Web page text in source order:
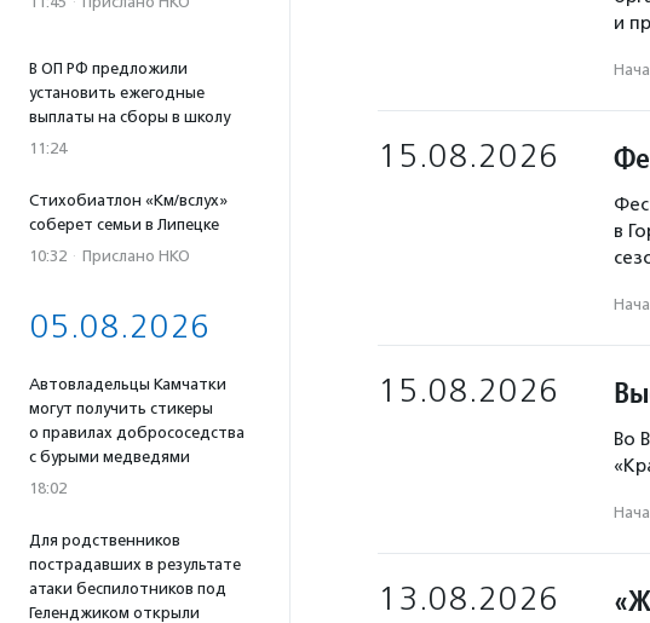
В ОП РФ предложили
установить ежегодные
выплаты на сборы в школу
11:24
Стихобиатлон «Км/вслух»
соберет семьи в Липецке
10:32 · Прислано НКО
05.08.2026
Автовладельцы Камчатки
могут получить стикеры
о правилах добрососедства
с бурыми медведями
18:02
Для родственников
пострадавших в результате
атаки беспилотников под
Геленджиком открыли
и
15.08.2026
в
15.08.2026
Во
13.08.2026